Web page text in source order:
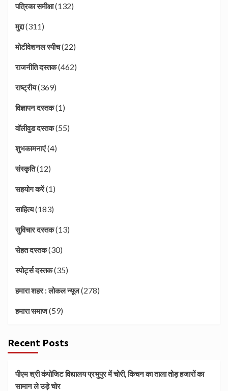
पत्रिका समीक्षा(132)
मुद्दा(311)
मोटीवेशनल स्पीच(22)
राजनीति दस्तक(462)
राष्ट्रीय(369)
विज्ञापन दस्तक(1)
वॉलीवुड दस्तक(55)
शुभकामनाएं(4)
संस्कृति(12)
सहयोग करें(1)
साहित्य(183)
सुविचार दस्तक(13)
सेहत दस्तक(30)
स्पोर्ट्स दस्तक(35)
हमारा शहर : लोकल न्यूज(278)
हमारा समाज(59)
Recent Posts
पीएम श्री कंपोजिट विद्यालय प्रभुपुर में चोरी, किचन का ताला तोड़ हजारों का
सामान ले उड़े चोर